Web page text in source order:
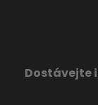
Dostávejte